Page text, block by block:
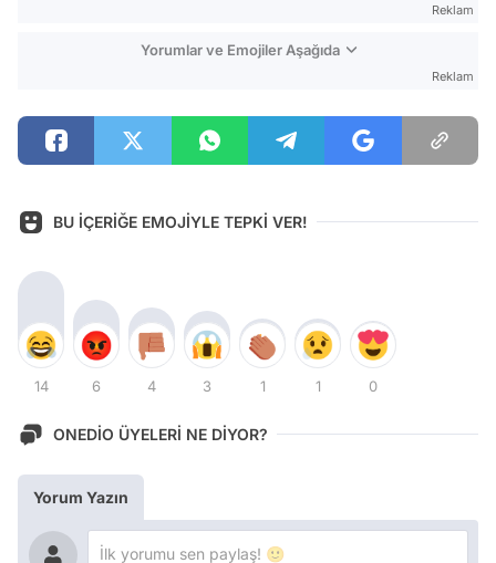
Reklam
Yorumlar ve Emojiler Aşağıda
Reklam
BU İÇERİĞE EMOJİYLE TEPKİ VER!
14 6 4 3 1 1 0
ONEDİO ÜYELERİ NE DİYOR?
Yorum Yazın